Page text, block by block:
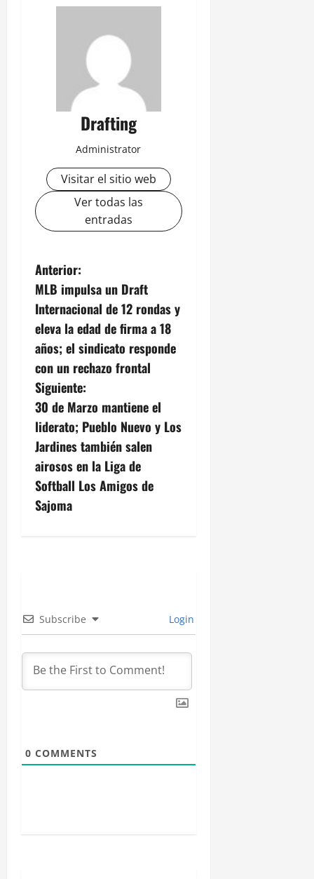
Drafting
Administrator
Visitar el sitio web
Ver todas las
entradas
N
a
v
e
g
a
c
i
ó
e
n
t
a
d
Anterior:
MLB impulsa un Draft
Internacional de 12 rondas y
eleva la edad de firma a 18
años; el sindicato responde
con un rechazo frontal
Siguiente:
30 de Marzo mantiene el
liderato; Pueblo Nuevo y Los
Jardines también salen
airosos en la Liga de
Softball Los Amigos de
Sajoma
Subscribe Login
0 COMMENTS